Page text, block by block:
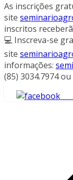
As inscrições
site
inscritos
💻 Inscreva-se
site
informações:
(85) 3034.7974